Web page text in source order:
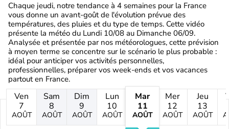
Chaque jeudi, notre tendance à 4 semaines pour la France
vous donne un avant-goût de l'évolution prévue des
températures, des pluies et du type de temps. Cette vidéo
présente la météo du Lundi 10/08 au Dimanche 06/09.
Analysée et présentée par nos météorologues, cette prévision
à moyen terme se concentre sur le scénario le plus probable :
idéal pour anticiper vos activités personnelles,
professionnelles, préparer vos week-ends et vos vacances
partout en France.
Ven
7
AOÛT
Sam
8
AOÛT
Dim
9
AOÛT
Lun
10
AOÛT
Mar
11
AOÛT
Mer
12
AOÛT
Jeu
13
AOÛT